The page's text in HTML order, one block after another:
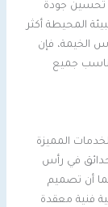
تحسين جودة
المحيطة أكثر
الخيمة، فإن
جميع
المميزة
في رأس
أن تصميم
فنية معقدة